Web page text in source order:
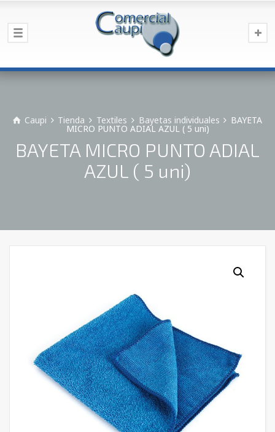
Caupi Tienda Textiles Bayetas individuales BAYETA
MICRO PUNTO ADIAL AZUL ( 5 uni)
BAYETA MICRO PUNTO ADIAL
AZUL ( 5 uni)